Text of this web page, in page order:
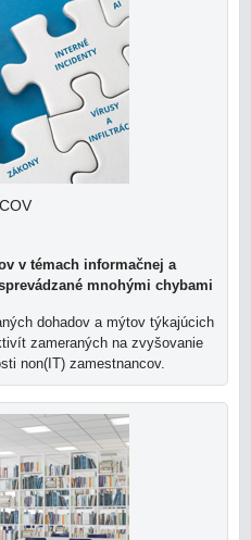
v témach informačnej a
mnohými chybami
dohadov a mýtov týkajúcich
zameraných na zvyšovanie
non(IT) zamestnancov.